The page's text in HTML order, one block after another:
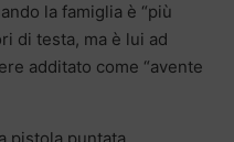
la famiglia è “più
di testa, ma è lui ad
additato come “avente